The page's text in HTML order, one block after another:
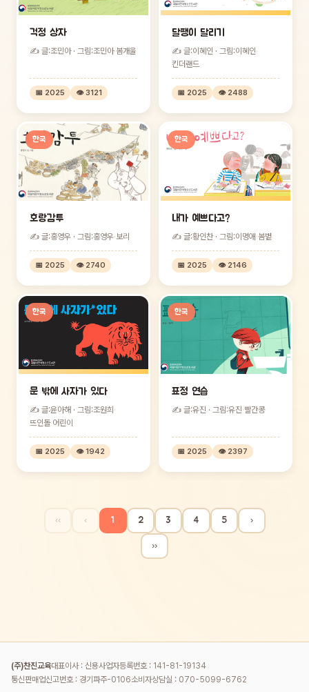
걱정 상자
✍ 글:조민아 · 그림:조민아·봄개울
📅 2025 👁 3121
달팽이 달리기
✍ 글:이혜인 · 그림:이혜인·
킨더랜드
📅 2025 👁 2488
한국
호랑감투
✍ 글:홍영우 · 그림:홍영우·보리
📅 2025 👁 2740
한국
내가 예쁘다고?
✍ 글:황인찬 · 그림:이명애 ·봄볕
📅 2025 👁 2146
한국
문 밖에 사자가 있다
✍ 글:윤아해 · 그림:조원희 ·
뜨인돌 어린이
📅 2025 👁 1942
한국
표정 연습
✍ 글:유진 · 그림:유진·빨간콩
📅 2025 👁 2397
‹‹ ‹ 1 2 3 4 5 ›
››
(주)찬진교육대표이사 : 신용사업자등록번호 : 141-81-19134
통신판매업신고번호 : 경기파주-0106소비자상담실 : 070-5099-6762